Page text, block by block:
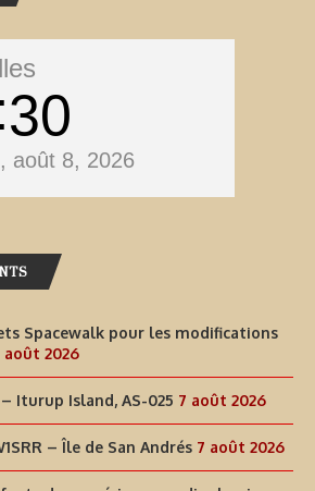
30
août 8, 2026
Spacewalk pour les modifications
août 2026
Iturup Island, AS-025 7 août 2026
– Île de San Andrés 7 août 2026